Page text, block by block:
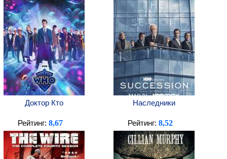
Доктор Кто Наследники
Рейтинг: 8,67 Рейтинг: 8,52